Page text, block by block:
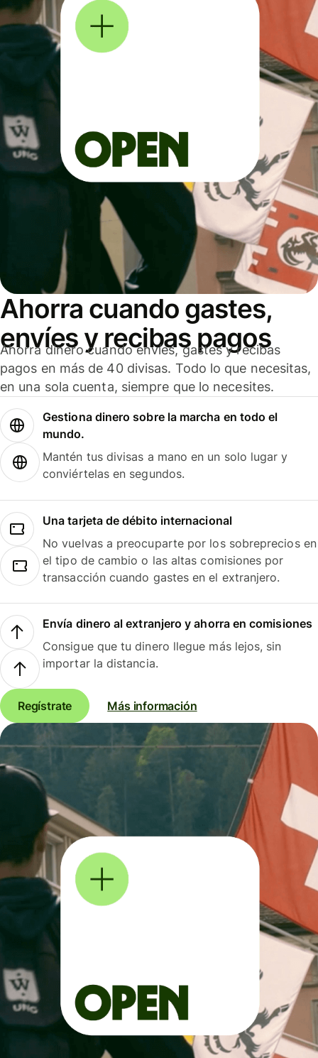
Ahorra cuando gastes,
envíes y recibas pagos
Ahorra dinero cuando envíes, gastes y recibas
pagos en más de 40 divisas. Todo lo que necesitas,
en una sola cuenta, siempre que lo necesites.
Gestiona dinero sobre la marcha en todo el
mundo.
Mantén tus divisas a mano en un solo lugar y
conviértelas en segundos.
Una tarjeta de débito internacional
No vuelvas a preocuparte por los sobreprecios en
el tipo de cambio o las altas comisiones por
transacción cuando gastes en el extranjero.
Envía dinero al extranjero y ahorra en comisiones
Consigue que tu dinero llegue más lejos, sin
importar la distancia.
Regístrate Más información